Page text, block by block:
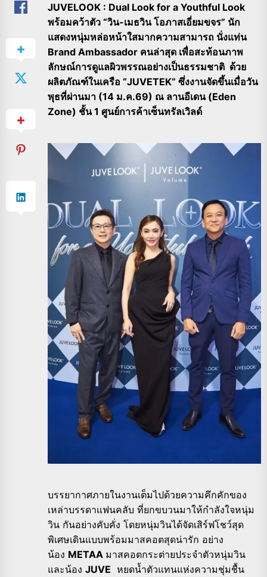
JUVELOOK : Dual Look for a Youthful Look
พร้อมคว้าตัว “วิน-เมธวิน โอภาสเอี่ยมขจร” นัก
แสดงหนุ่มหล่อหน้าใสมากความสามารถ นั่งแท่น
Brand Ambassador คนล่าสุด เพื่อสะท้อนภาพ
ลักษณ์การดูแลผิวพรรณอย่างเป็นธรรมชาติ ด้วย
ผลิตภัณฑ์ในเครือ “JUVETEK” ซึ่งงานจัดขึ้นเมื่อวัน
พุธที่ผ่านมา (14 ม.ค.69) ณ ลานอีเดน (Eden
Zone) ชั้น 1 ศูนย์การค้าเซ็นทรัลเวิลด์
บรรยากาศภายในงานเต็มไปด้วยความคึกคักของ
เหล่าบรรดาแฟนคลับ ที่ยกขบวนมาให้กำลังใจหนุ่ม
วิน กันอย่างคับคั่ง โดยหนุ่มวินได้จัดเสิร์ฟโชว์สุด
พิเศษเดินแบบพร้อมมาสคอตสุดน่ารัก อย่าง
น้อง METAA มาสคอตกระต่ายประจำตัวหนุ่มวิน
และน้อง JUVE หยดน้ำตัวแทนแห่งความชุ่มชื้น